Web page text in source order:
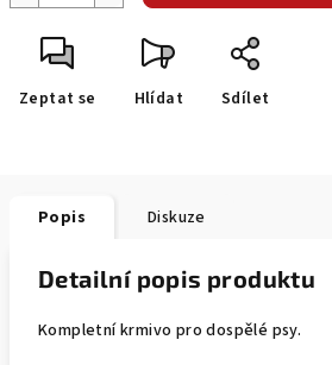
Zeptat se Hlídat Sdílet
Popis Diskuze
Detailní popis produktu
Kompletní krmivo pro dospělé psy.